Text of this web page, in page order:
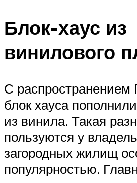
Блок-хаус из
винилового
С
блок хауса
из винила. Такая
пользуются у
загородных жилищ
популярностью.